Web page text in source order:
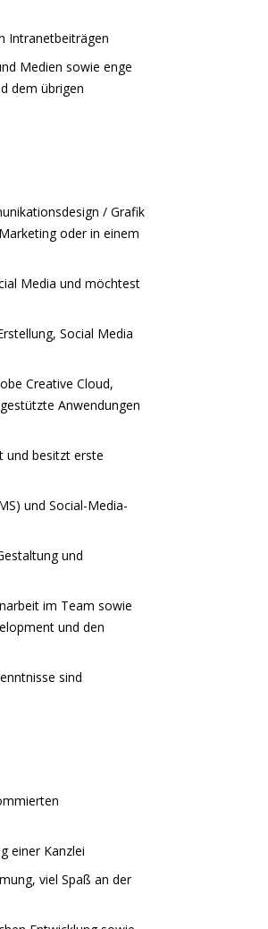
Intranetbeiträgen
Medien sowie enge
dem übrigen
/ Grafik
oder in einem
Media und möchtest
Social Media
Creative Cloud,
Anwendungen
und besitzt erste
und Social-Media-
und
im Team sowie
und den
sind
einer Kanzlei
viel Spaß an der